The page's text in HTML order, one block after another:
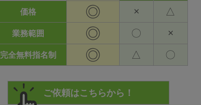
価格
◎ × △
業務範囲 ◎ 〇 ×
完全無料指名制 ◎ △ 〇